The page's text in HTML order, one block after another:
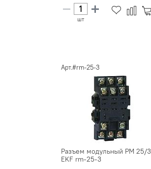
шт
Арт.#rm-25-3
Разъем модульный РМ 25/3
EKF rm-25-3